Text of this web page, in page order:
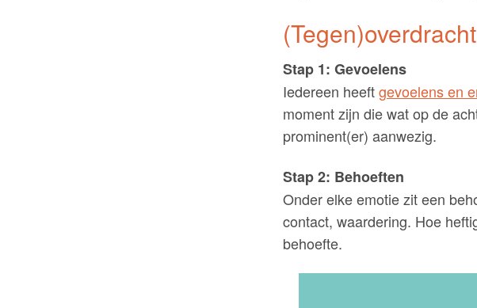
Stap 1: Gevoelens
Iedereen heeftgevoelens en
moment zijn die wat op de
prominent(er) aanwezig.
Stap 2: Behoeften
Onder elke emotie zit een
contact, waardering. Hoe
behoefte.